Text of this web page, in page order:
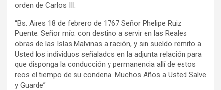
orden de Carlos III.
“Bs. Aires 18 de febrero de 1767 Señor Phelipe Ruiz
Puente. Señor mío: con destino a servir en las Reales
obras de las Islas Malvinas a ración, y sin sueldo remito a
Usted los individuos señalados en la adjunta relación para
que disponga la conducción y permanencia allí de estos
reos el tiempo de su condena. Muchos Años a Usted Salve
y Guarde”